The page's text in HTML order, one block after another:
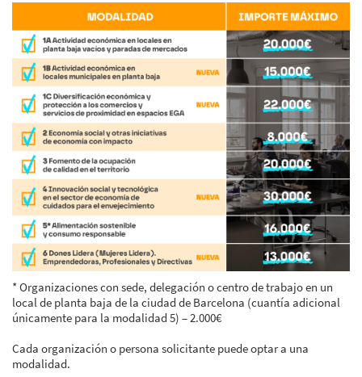
* Organizaciones con sede, delegación o centro de trabajo en un
local de planta baja de la ciudad de Barcelona (cuantía adicional
únicamente para la modalidad 5) – 2.000€
Cada organización o persona solicitante puede optar a una
modalidad.